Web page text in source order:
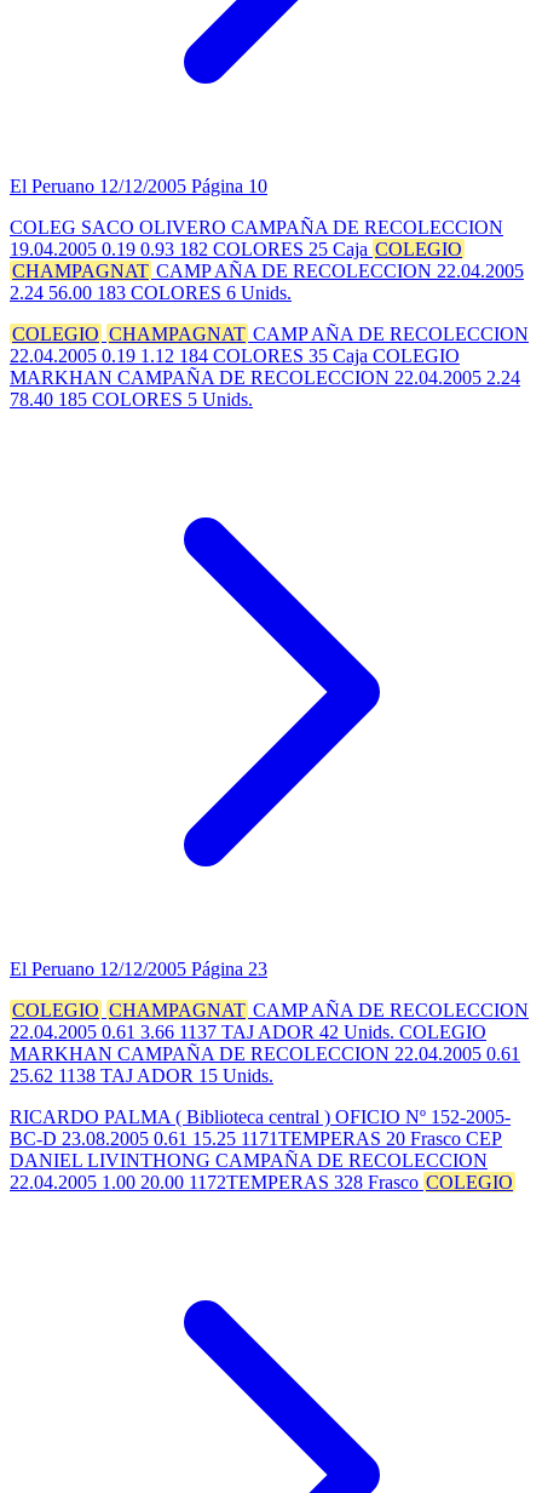
El Peruano 12/12/2005 Página 10
COLEG SACO OLIVERO CAMPAÑA DE RECOLECCION
19.04.2005 0.19 0.93 182 COLORES 25 Caja COLEGIO
CHAMPAGNAT CAMP AÑA DE RECOLECCION 22.04.2005
2.24 56.00 183 COLORES 6 Unids.
COLEGIO CHAMPAGNAT CAMP AÑA DE RECOLECCION
22.04.2005 0.19 1.12 184 COLORES 35 Caja COLEGIO
MARKHAN CAMPAÑA DE RECOLECCION 22.04.2005 2.24
78.40 185 COLORES 5 Unids.
El Peruano 12/12/2005 Página 23
COLEGIO CHAMPAGNAT CAMP AÑA DE RECOLECCION
22.04.2005 0.61 3.66 1137 TAJ ADOR 42 Unids. COLEGIO
MARKHAN CAMPAÑA DE RECOLECCION 22.04.2005 0.61
25.62 1138 TAJ ADOR 15 Unids.
RICARDO PALMA ( Biblioteca central ) OFICIO Nº 152-2005-
BC-D 23.08.2005 0.61 15.25 1171TEMPERAS 20 Frasco CEP
DANIEL LIVINTHONG CAMPAÑA DE RECOLECCION
22.04.2005 1.00 20.00 1172TEMPERAS 328 Frasco COLEGIO